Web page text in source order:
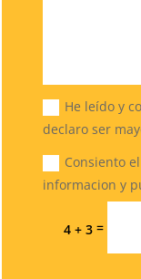
He leído y
declaro ser
Consiento
informacion y
4 + 3 =